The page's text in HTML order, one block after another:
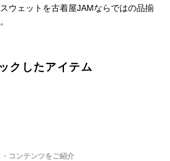
ウェットを古着屋JAMならではの品揃
クしたアイテム
コンテンツをご紹介